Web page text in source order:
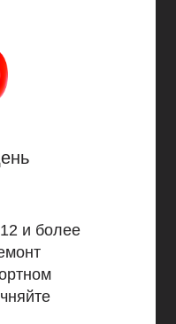
обращаться к теме
и более лет, то
не обойтись.
и более